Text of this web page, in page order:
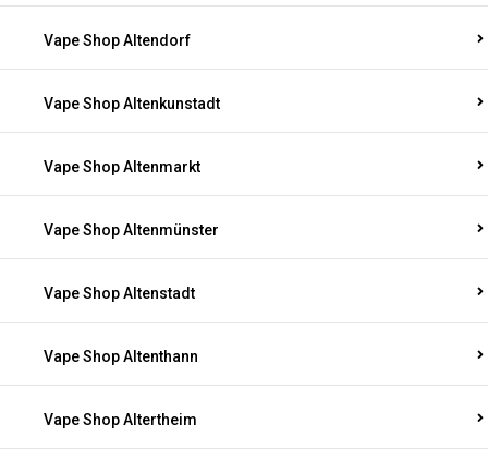
Vape Shop Altendorf
Vape Shop Altenkunstadt
Vape Shop Altenmarkt
Vape Shop Altenmünster
Vape Shop Altenstadt
Vape Shop Altenthann
Vape Shop Altertheim